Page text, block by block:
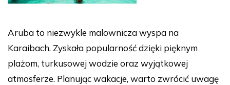
Aruba to niezwykle malownicza wyspa na
Karaibach. Zyskała popularność dzięki pięknym
plażom, turkusowej wodzie oraz wyjątkowej
atmosferze. Planując wakacje, warto zwrócić uwagę